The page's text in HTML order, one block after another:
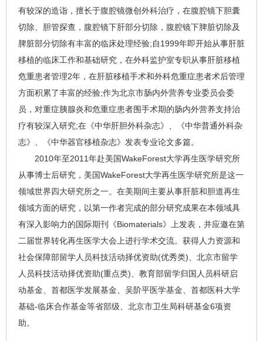
有较深的造诣，擅长于腹腔镜微创外科治疗，在腹腔镜下胆囊
切除、胆管探查，腹腔镜下肝部分切除，腹腔镜下脾脏切除及
脾脏部分切除有丰富的临床处理经验;自1999年即开始从事肝脏
移植的临床工作和基础研究，在外科监护室专职从事肝脏移植
危重患者管理2年，在肝脏移植手术和外科危重症患者术后管理
方面积累了丰富的经验;作为北京市肠内外营养专业委员会委
员，对重症胰腺炎和危重症患者围手术期的肠内外营养支持治
疗有较深入研究;在《中华肝胆外科杂志》、《中华普通外科杂
志》、《中华器官移植杂志》发表专业论文多篇。
2010年至2011年赴美国WakeForest大学再生医学研究所
从事博士后研究，美国WakeForest大学再生医学研究所是这一
领域世界四大研究所之一。在美期间主要从事肝脏和胆道再生
领域方面的研究，以第一作者完成的部分研究成果在本领域具
有深入影响力的国际期刊《Biomaterials》上发表，并应邀在第
二届世界转化再生医学大会上进行学术交流。获得人力资源和
社会保障部留学人员科技活动择优资助(优秀类)、北京市留学
人员科技活动择优资助(重点类)、教育部留学归国人员科研启
动基金、首都医学发展基金、吴阶平医学基金、首都医科大学
基础-临床合作基金等省部级、北京市卫生局科研基金6项资
助。